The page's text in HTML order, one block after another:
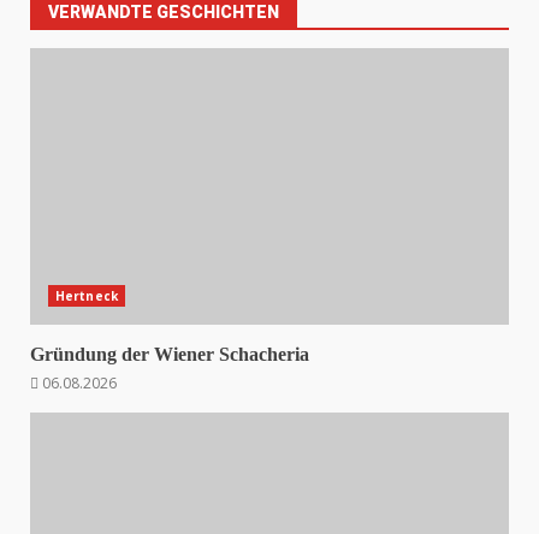
VERWANDTE GESCHICHTEN
Hertneck
Gründung der Wiener Schacheria
06.08.2026